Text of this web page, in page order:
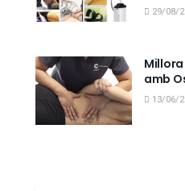
29/08/
amb
13/06/